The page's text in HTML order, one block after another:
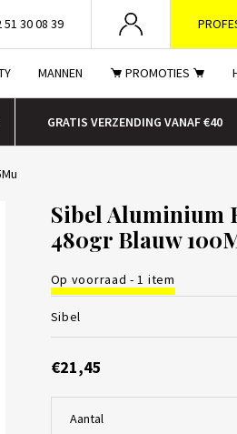
51 30 08 39
MANNEN PROMOTIES
GRATIS VERZENDING VANAF €40
Sibel Aluminium
480gr Blauw
Op voorraad - 1 item
Sibel
€21,45
Aantal